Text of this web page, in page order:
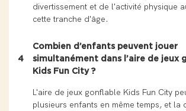
divertissement et de l'activité physique
cette tranche d'âge.
4
Combien d’enfants peuvent jouer
simultanément dans l’aire de jeux
Kids Fun City ?
L'aire de jeux gonflable Kids Fun City
plusieurs enfants en même temps, et la